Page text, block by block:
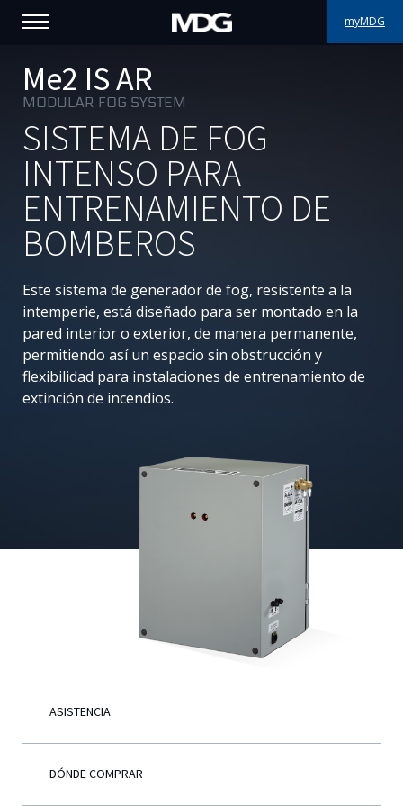
myMDG
PRODUCTOS
ASISTENCIA
PORFOLIO
ACERCA DE MDG
DÓNDE COMPRAR
VISÍTENOS
NOTICIAS
Contáctenos
Me2 IS AR
MODULAR FOG SYSTEM
SISTEMA DE FOG
INTENSO PARA
ENTRENAMIENTO DE
BOMBEROS
Este sistema de generador de fog, resistente a la
intemperie, está diseñado para ser montado en la
pared interior o exterior, de manera permanente,
permitiendo así un espacio sin obstrucción y
flexibilidad para instalaciones de entrenamiento de
extinción de incendios.
ASISTENCIA
DÓNDE COMPRAR